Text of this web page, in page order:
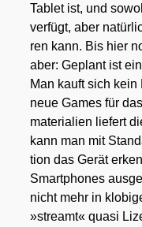
Tablet ist, und
ver­fügt, aber
ren kann. Bis hier
aber: Geplant ist
Man kauft sich
neue Games für
ma­te­ria­li­en lie­fert
kann man mit
ti­on das Gerät
Smart­phones
nicht mehr in
»streamt« qua­si